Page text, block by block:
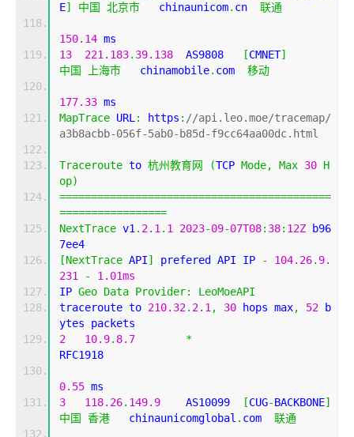
E] 中国 北京市
   chinaunicom
. cn 联通
150.14 ms
13
221.183. 39.138
  AS9808
[CMNET]
中国
上海市
   chinamobile
. com 移动
177.33 ms
MapTrace URL: https : //api.leo.moe/tracemap/
a3b8acbb-056f-5ab0-b85d-f9cc64aa00dc.html
Traceroute to 杭州教育网 (TCP Mode, Max 30 H
op)
===========================================
=================
NextTrace v1. 2.1. 1 2023-09-07T08: 38: 12Z b96
7ee4
[NextTrace API] prefered API IP - 104.26. 9.
231
-
1.01ms
IP Geo Data Provider:
LeoMoeAPI
traceroute to 210.32. 2.1, 30 hops max, 52 b
ytes packets
2
10.9. 8.7
*
RFC1918
0.55 ms
3
118.26. 149.9
    AS10099
[CUG-BACKBONE]
中国
香港
   chinaunicomglobal
. com 联通